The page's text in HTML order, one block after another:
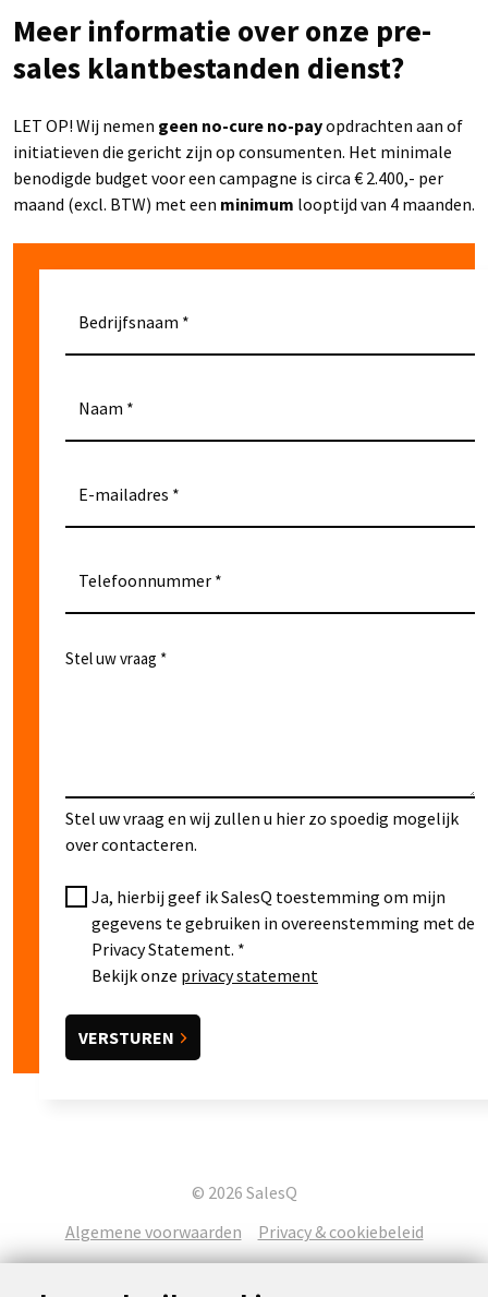
Meer informatie over onze pre-
sales klantbestanden dienst?
LET OP! Wij nemen geen no-cure no-payopdrachten aan of
initiatieven die gericht zijn op consumenten. Het minimale
benodigde budget voor een campagne is circa € 2.400,- per
maand (excl. BTW) met een minimum looptijd van 4 maanden.
Bedrijfsnaam
Naam
E-mailadres
Telefoonnummer
Stel uw vraag
Stel uw vraag en wij zullen u hier zo spoedig mogelijk
over contacteren.
Ja, hierbij geef ik SalesQ toestemming om mijn
gegevens te gebruiken in overeenstemming met de
Privacy Statement.
Bekijk onze privacy statement
© 2026 SalesQ
Algemene voorwaarden
Privacy & cookiebeleid